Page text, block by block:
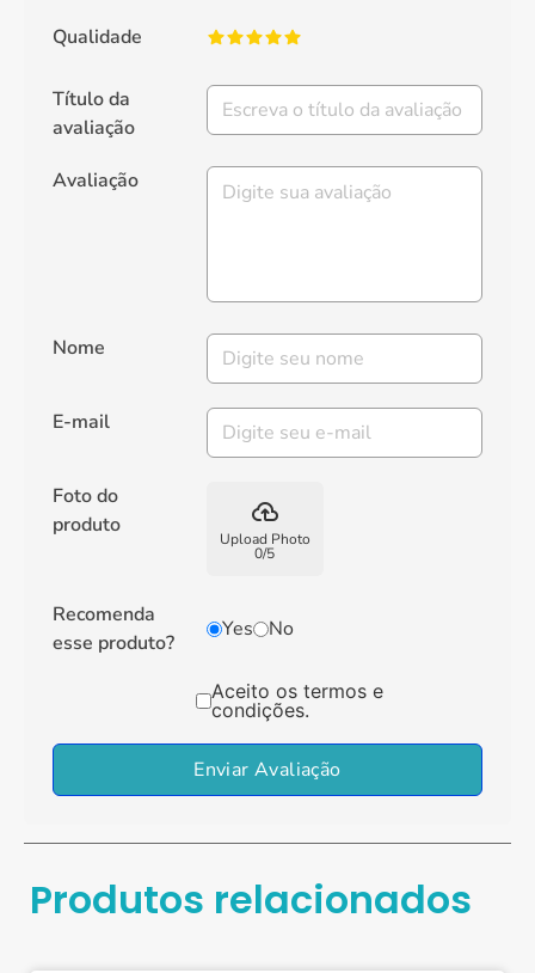
Qualidade
Título da
avaliação
Avaliação
Nome
E-mail
Foto do
produto
backup
Upload Photo
0/5
Recomenda
esse produto?
Yes No
Aceito os termos e
condições.
Enviar Avaliação
Produtos relacionados